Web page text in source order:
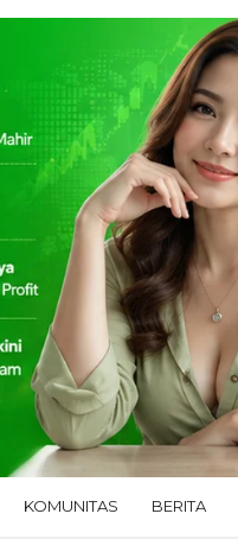
KOMUNITAS BERITA